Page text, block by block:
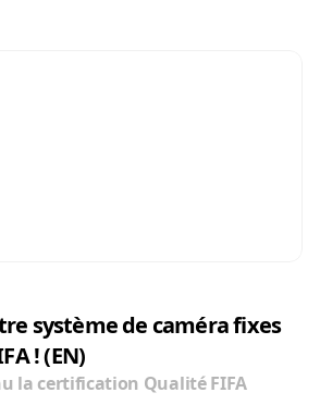
système de caméra fixes
! (EN)
la certification Qualité FIFA